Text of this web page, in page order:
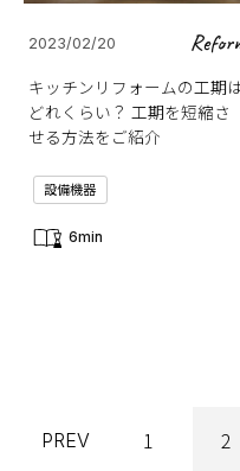
2023/02/20
キッチンリフォームの工期
どれくらい？ 工期を短縮さ
せる方法をご紹介
設備機器
6min
PREV 1 2